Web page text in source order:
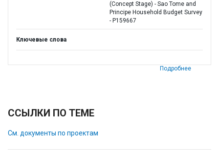
(Concept Stage) - Sao Tome and
Principe Household Budget Survey
- P159667
Ключевые слова
Подробнее
ССЫЛКИ ПО ТЕМЕ
См. документы по проектам